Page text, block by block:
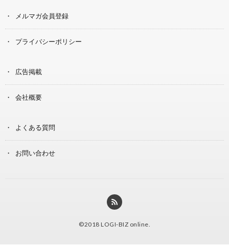
メルマガ会員登録
プライバシーポリシー
広告掲載
会社概要
よくある質問
お問い合わせ
©2018 LOGI-BIZ online